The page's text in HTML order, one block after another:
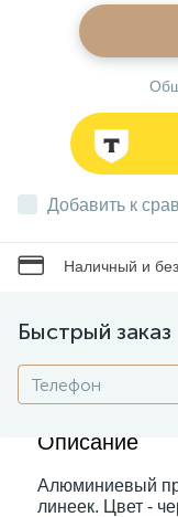
Звонки
Фонари
Батарейки и
Драйверы
Умные устройства
Добавить к
Наличный и
Быстрый заказ
Описание
Алюминиевый
линеек. Цвет -